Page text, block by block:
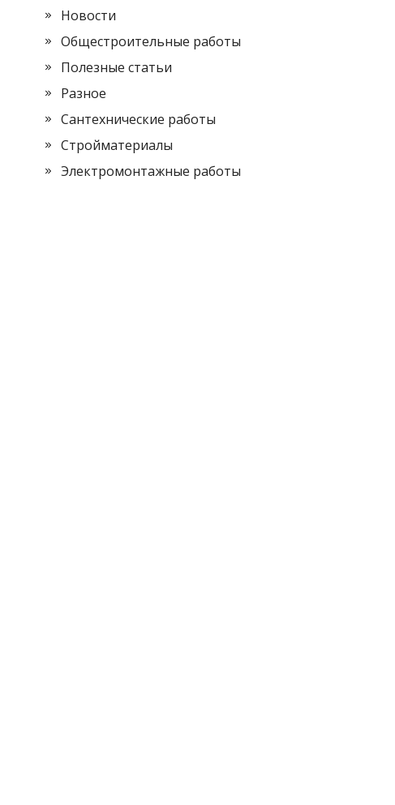
Новости
Общестроительные работы
Полезные статьи
Разное
Сантехнические работы
Стройматериалы
Электромонтажные работы